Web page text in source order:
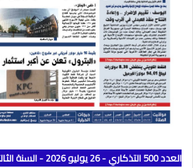
العدد 500 التذكاري - 26 يوليو 2026 - السنة الثالثة